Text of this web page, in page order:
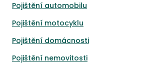
Pojištění automobilu
Pojištění motocyklu
Pojištění domácnosti
Pojištění nemovitosti